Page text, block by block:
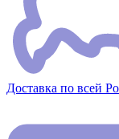
Доставка по всей